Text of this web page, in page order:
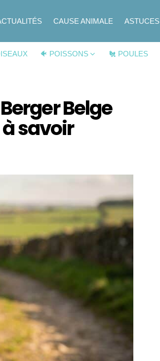
CAUSE ANIMALE ASTUCES
🐠 POISSONS 🐔 POULES
Belge
savoir